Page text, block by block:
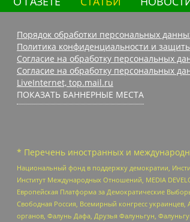
Порядок обработки персональных
Политика конфиденциальности и
Согласие на обработку персональных
Согласие на обработку персональных
LiveInternet, top.mail.ru
ПОКАЗАТЬ БАННЕРНЫЕ МЕСТА
* Перечень иностранных и
Национальный фонд в поддержку демократии,
Институт Международных Отношений, MEDIA
Европейская Платформа за Демократические
Свободная Россия, Всемирный конгресс
органов, Фалунь Дафа, Друзья Фалуньгун,